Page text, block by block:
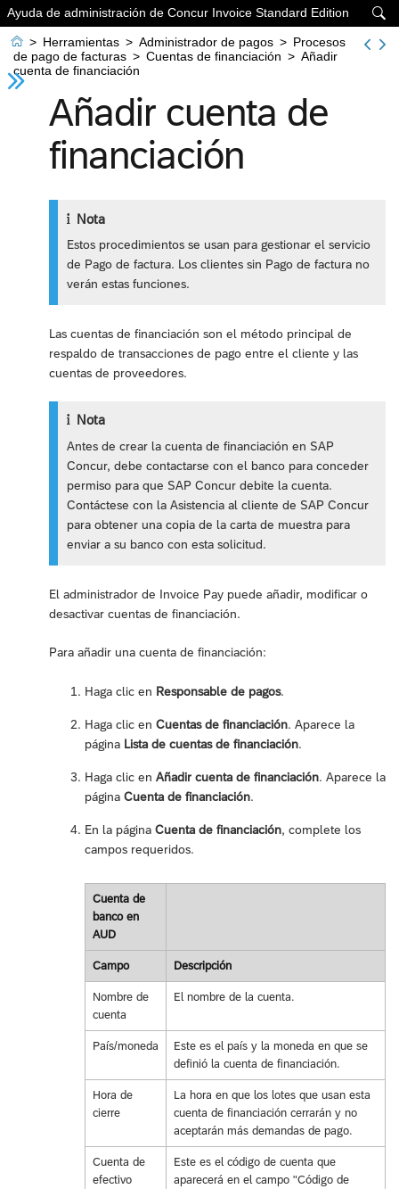

Ayuda de administración de Concur Invoice Standard Edition
 > Herramientas > Administrador de pagos > Procesos
de pago de facturas > Cuentas de financiación > Añadir
cuenta de financiación
Añadir cuenta de
financiación
Nota
Estos procedimientos se usan para gestionar el servicio
de Pago de factura. Los clientes sin Pago de factura no
verán estas funciones.
Las cuentas de financiación son el método principal de
respaldo de transacciones de pago entre el cliente y las
cuentas de proveedores.
Nota
Antes de crear la cuenta de financiación en SAP
Concur, debe contactarse con el banco para conceder
permiso para que SAP Concur debite la cuenta.
Contáctese con la Asistencia al cliente de SAP Concur
para obtener una copia de la carta de muestra para
enviar a su banco con esta solicitud.
El administrador de Invoice Pay puede añadir, modificar o
desactivar cuentas de financiación.
Para añadir una cuenta de financiación:
Haga clic en Responsable de pagos.
Haga clic en Cuentas de financiación. Aparece la
página Lista de cuentas de financiación.
Haga clic en Añadir cuenta de financiación. Aparece la
página Cuenta de financiación.
En la página Cuenta de financiación, complete los
campos requeridos.
Cuenta de
banco en
AUD
Campo Descripción
Nombre de
cuenta
El nombre de la cuenta.
País/moneda
Este es el país y la moneda en que se
definió la cuenta de financiación.
Hora de
cierre
La hora en que los lotes que usan esta
cuenta de financiación cerrarán y no
aceptarán más demandas de pago.
Cuenta de
efectivo
Este es el código de cuenta que
aparecerá en el campo "Código de